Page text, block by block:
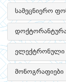
სამეცნიერო
ელექტრონული
მონოგრაფიები